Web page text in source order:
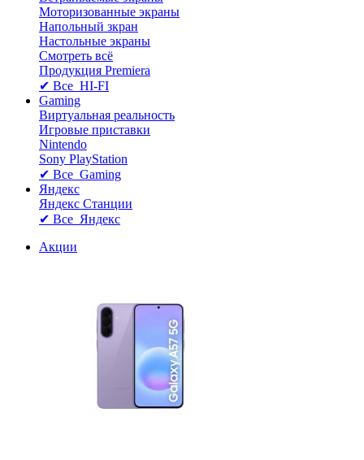
Моторизованные экраны
Напольный зкран
Настольные экраны
Смотреть всё
Продукция Premiera
✔ Все HI-FI
Gaming
Виртуальная реальность
Игровые приставки
Nintendo
Sony PlayStation
✔ Все Gaming
Яндекс
Яндекс Станции
✔ Все Яндекс
Акции